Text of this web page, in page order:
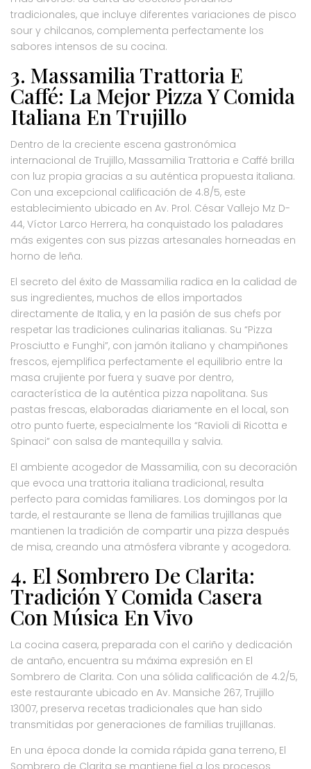
tradicionales, que incluye diferentes variaciones de pisco
sour y chilcanos, complementa perfectamente los
sabores intensos de su cocina.
3. Massamilia Trattoria E
Caffé: La Mejor Pizza Y Comida
Italiana En Trujillo
Dentro de la creciente escena gastronómica
internacional de Trujillo, Massamilia Trattoria e Caffé brilla
con luz propia gracias a su auténtica propuesta italiana.
Con una excepcional calificación de 4.8/5, este
establecimiento ubicado en Av. Prol. César Vallejo Mz D-
44, Víctor Larco Herrera, ha conquistado los paladares
más exigentes con sus pizzas artesanales horneadas en
horno de leña.
El secreto del éxito de Massamilia radica en la calidad de
sus ingredientes, muchos de ellos importados
directamente de Italia, y en la pasión de sus chefs por
respetar las tradiciones culinarias italianas. Su “Pizza
Prosciutto e Funghi”, con jamón italiano y champiñones
frescos, ejemplifica perfectamente el equilibrio entre la
masa crujiente por fuera y suave por dentro,
característica de la auténtica pizza napolitana. Sus
pastas frescas, elaboradas diariamente en el local, son
otro punto fuerte, especialmente los “Ravioli di Ricotta e
Spinaci” con salsa de mantequilla y salvia.
El ambiente acogedor de Massamilia, con su decoración
que evoca una trattoria italiana tradicional, resulta
perfecto para comidas familiares. Los domingos por la
tarde, el restaurante se llena de familias trujillanas que
mantienen la tradición de compartir una pizza después
de misa, creando una atmósfera vibrante y acogedora.
4. El Sombrero De Clarita:
Tradición Y Comida Casera
Con Música En Vivo
La cocina casera, preparada con el cariño y dedicación
de antaño, encuentra su máxima expresión en El
Sombrero de Clarita. Con una sólida calificación de 4.2/5,
este restaurante ubicado en Av. Mansiche 267, Trujillo
13007, preserva recetas tradicionales que han sido
transmitidas por generaciones de familias trujillanas.
En una época donde la comida rápida gana terreno, El
Sombrero de Clarita se mantiene fiel a los procesos